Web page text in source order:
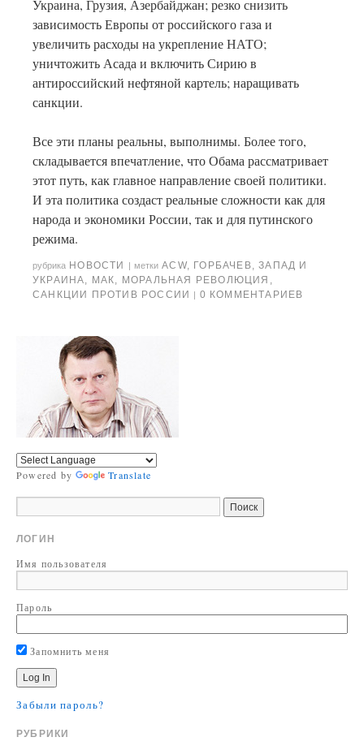
Украина, Грузия, Азербайджан; резко снизить
зависимость Европы от российского газа и
увеличить расходы на укрепление НАТО;
уничтожить Асада и включить Сирию в
антироссийский нефтяной картель; наращивать
санкции.
Все эти планы реальны, выполнимы. Более того,
складывается впечатление, что Обама рассматривает
этот путь, как главное направление своей политики.
И эта политика создаст реальные сложности как для
народа и экономики России, так и для путинского
режима.
рубрика НОВОСТИ | метки ACW, ГОРБАЧЕВ,ЗАПАД И
УКРАИНА, МАК, МОРАЛЬНАЯ РЕВОЛЮЦИЯ ,
САНКЦИИ ПРОТИВ РОССИИ
| 0 КОММЕНТАРИЕВ
Powered by Translate
ЛОГИН
Имя пользователя
Пароль
Запомнить меня
Забыли пароль?
РУБРИКИ